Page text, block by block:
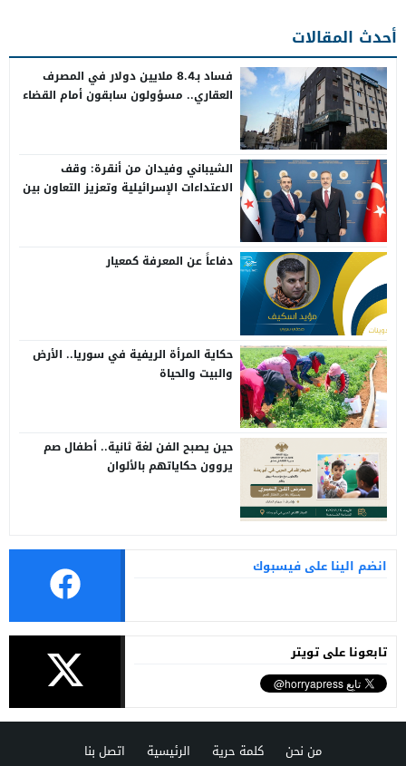
أحدث المقالات
فساد بـ8.4 ملايين دولار في المصرف
العقاري.. مسؤولون سابقون أمام القضاء
الشيباني وفيدان من أنقرة: وقف
الاعتداءات الإسرائيلية وتعزيز التعاون بين
دفاعاً عن المعرفة كمعيار
حكاية المرأة الريفية في سوريا.. الأرض
والبيت والحياة
حين يصبح الفن لغة ثانية.. أطفال صم
يروون حكاياتهم بالألوان
انضم الينا على فيسبوك
تابعونا على تويتر
من نحن كلمة حرية الرئيسية اتصل بنا